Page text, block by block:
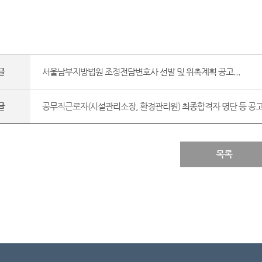
서울남부지방법원 조정전담변호사 선발 및 위촉계획 공고...
공무직근로자(시설관리소장, 환경관리원) 최종합격자 명단 등 공
목록